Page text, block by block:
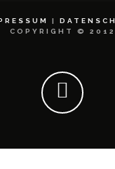
|
COPYRIGHT © 2012